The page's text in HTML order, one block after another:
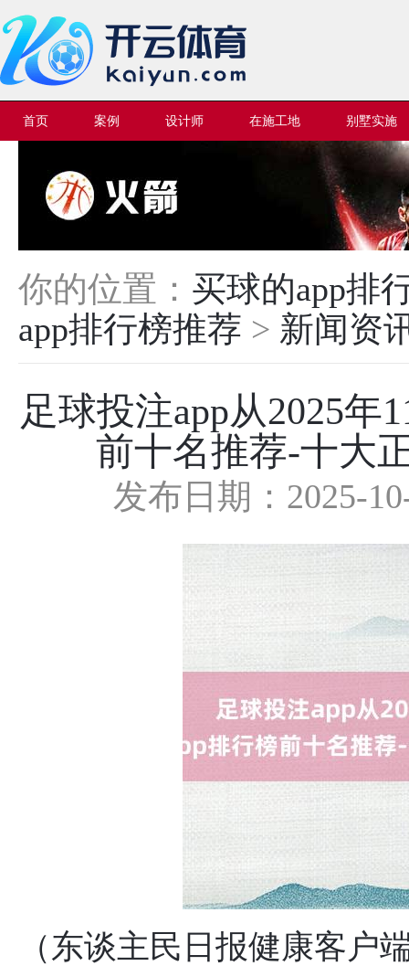
首页 案例 设计师 在施工地 别墅实施
你的位置： 买球的app排
app排行榜推荐 > 新闻资
足球投注app从2025年
前十名推荐-十大
发布日期：2025-
（东谈主民日报健康客户